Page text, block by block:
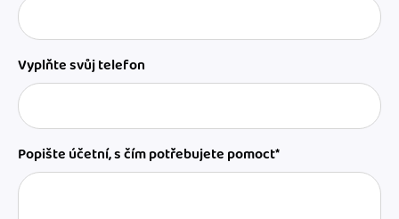
Vyplňte svůj telefon
Popište účetní, s čím potřebujete pomoct*